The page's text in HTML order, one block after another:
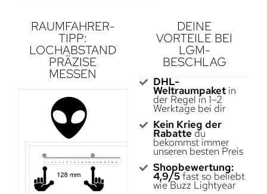
RAUMFAHRER-
TIPP:
LOCHABSTAND
PRÄZISE
MESSEN
DEINE
VORTEILE BEI
LGM-
BESCHLAG
DHL-
Weltraumpaketin
der Regel in 1–2
Werktage bei dir
Kein Krieg der
Rabatte du
bekommst immer
unseren besten Preis
Shopbewertung:
4,9/5fast so beliebt
wie Buzz Lightyear